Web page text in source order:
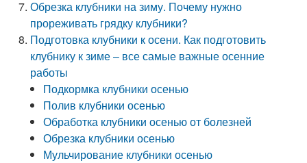
Обрезка клубники на зиму. Почему нужно
прореживать грядку клубники?
Подготовка клубники к осени. Как подготовить
клубнику к зиме – все самые важные осенние
работы
Подкормка клубники осенью
Полив клубники осенью
Обработка клубники осенью от болезней
Обрезка клубники осенью
Мульчирование клубники осенью